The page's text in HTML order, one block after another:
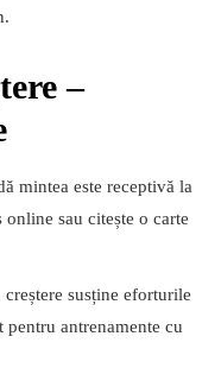
–
mintea este receptivă la
sau citește o carte
creștere susține eforturile
antrenamente cu